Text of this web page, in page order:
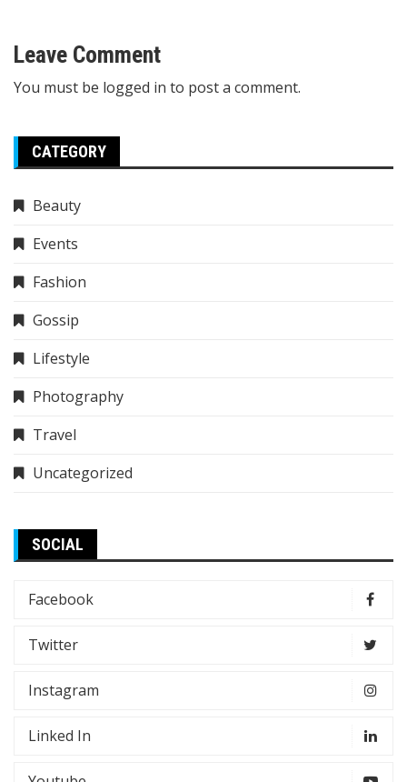
Leave Comment
You must be logged in to post a comment.
CATEGORY
Beauty
Events
Fashion
Gossip
Lifestyle
Photography
Travel
Uncategorized
SOCIAL
Facebook
Twitter
Instagram
Linked In